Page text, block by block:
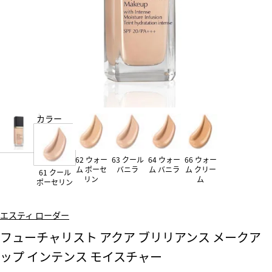
カラー
61 クール
ポーセリン
62 ウォー
ム ポーセ
リン
63 クール
バニラ
64 ウォー
ム バニラ
66 ウォー
ム クリー
ム
エスティ ローダー
フューチャリスト アクア ブリリアンス メークア
ップ インテンス モイスチャー